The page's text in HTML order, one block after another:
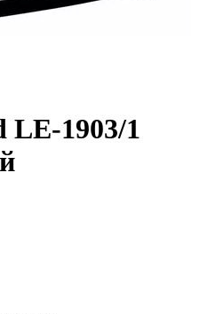
LE-1903/1